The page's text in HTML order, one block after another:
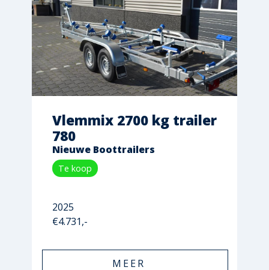
Vlemmix 2700 kg trailer
780
Nieuwe Boottrailers
Te koop
2025
€4.731,-
MEER